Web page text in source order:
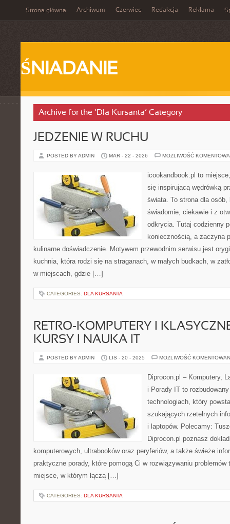
Strona główna Archiwum Czerwiec Redakcja Reklama
ŚNIADANIE
Archive for the ‘Dla Kursanta’ Category
JEDZENIE W RUCHU
POSTED BY ADMIN MAR - 22 - 2026 MOŻLIWOŚĆ
icookandbook.pl to
się inspirującą wędrówką
świata. To strona dla
świadomie, ciekawie i z
odkrycia. Tutaj codzienny
koniecznością, a zaczyna
kulinarne doświadczenie. Motywem przewodnim serwisu jest
kuchnia, która rodzi się na straganach, w małych budkach, w
w miejscach, gdzie […]
CATEGORIES: DLA KURSANTA
RETRO-KOMPUTERY I
KURSY I NAUKA IT
POSTED BY ADMIN LIS - 20 - 2025 MOŻLIWOŚĆ
Diprocon.pl – Komputery,
i Porady IT to
technologiach, który
szukających rzetelnych
i laptopów. Polecamy:
Diprocon.pl poznasz
komputerowych, ultrabooków oraz peryferiów, a także świeże
praktyczne porady, które pomogą Ci w rozwiązywaniu
miejsce, w którym łączą […]
CATEGORIES: DLA KURSANTA